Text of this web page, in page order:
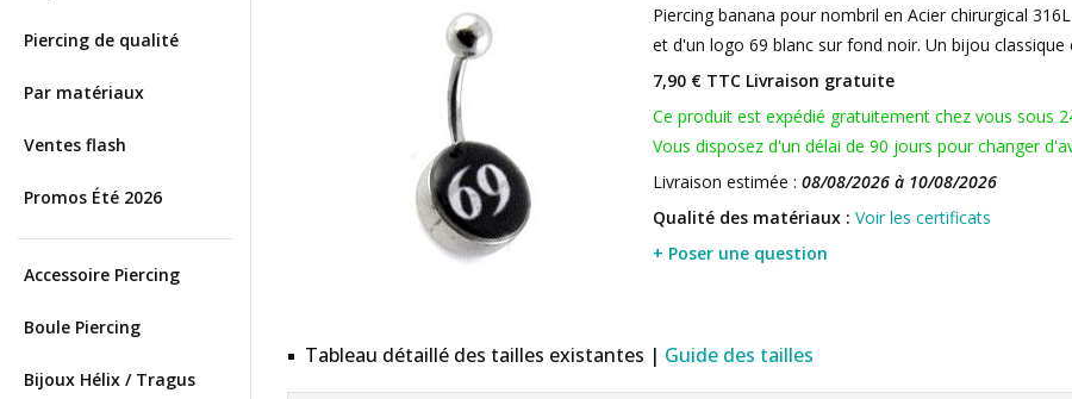
Piercing de qualité
Par matériaux
Ventes flash
Promos Été 2026
Accessoire Piercing
Boule Piercing
Bijoux Hélix / Tragus
Piercing banana pour nombril en Acier chirurgical
et d'un logo 69 blanc sur fond noir. Un bijou classique
7,90 € TTC Livraison gratuite
Ce produit est expédié gratuitement chez vous sous
Vous disposez d'un délai de 90 jours pour changer
Livraison estimée : 08/08/2026 à 10/08/2026
Qualité des matériaux : Voir les certificats
+ Poser une question
Tableau détaillé des tailles existantes | Guide des tailles